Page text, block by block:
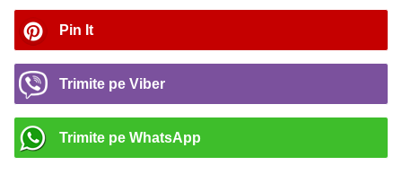
Pin It
Trimite pe Viber
Trimite pe WhatsApp